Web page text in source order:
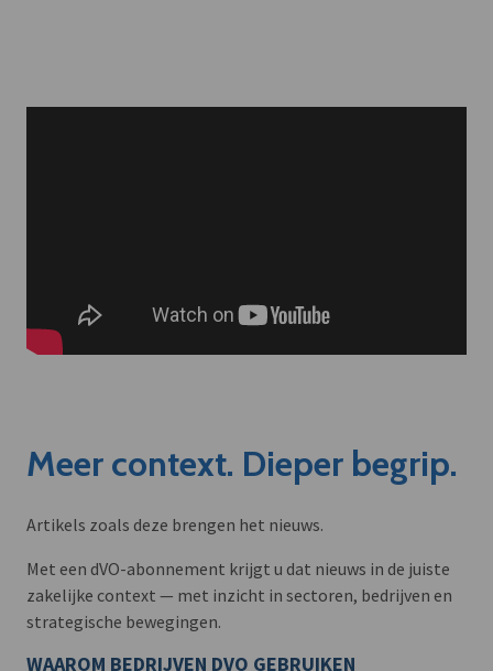
Meer context. Dieper begrip.
Artikels zoals deze brengen het nieuws.
Met een dVO-abonnement krijgt u dat nieuws in de juiste
zakelijke context — met inzicht in sectoren, bedrijven en
strategische bewegingen.
WAAROM BEDRIJVEN DVO GEBRUIKEN